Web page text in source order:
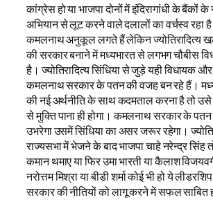
कांग्रेस हो या भाजपा दोनों में इंदिरागांधी के बैंकों
अभियान से लूट करने वाले दलालों का वर्चस्व रहा
कमलनाथ अनुकूल लगते हैं लेकिन ज्योतिरादित्य
की सरकार बनाने में मध्यभारत से लगभग चौबीस
है। ज्योतिरादित्य सिंधिया से जुड़े यही विधायक
कमलनाथ सरकार के पतन की वजह बन रहे हैं।
की नई अर्थनीति के साथ कदमताल करना है तो
से मुक्ति पाना ही होगा। कमलनाथ सरकार के पतन
उभरेगा उसमें सिंधिया का असर जरूर रहेगा।
राज्यसभा में भेजने के बाद भाजपा चाहे नरेन्द्र सिंह
कमान थमाए या फिर उमा भारती या कैलाश
नरोत्तम मिश्रा या बीडी शर्मा कोई भी हो ये
सरकार की नीतियों को लागू करने में सफल साबित